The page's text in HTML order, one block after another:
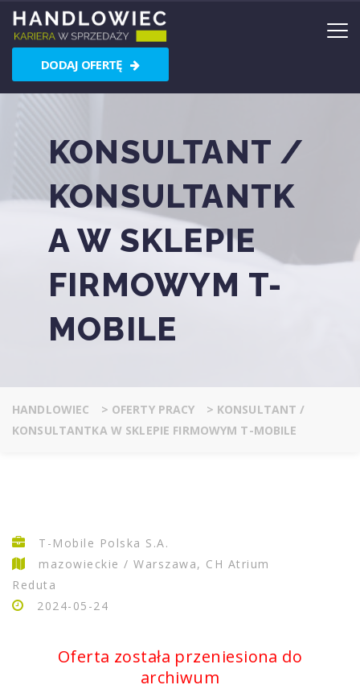
DODAJ OFERTĘ
KONSULTANT /
KONSULTANTK
A W SKLEPIE
FIRMOWYM T-
MOBILE
HANDLOWIEC > OFERTY PRACY > KONSULTANT /
KONSULTANTKA W SKLEPIE FIRMOWYM T-MOBILE
T-Mobile Polska S.A.
mazowieckie / Warszawa, CH Atrium
Reduta
2024-05-24
Oferta została przeniesiona do
archiwum